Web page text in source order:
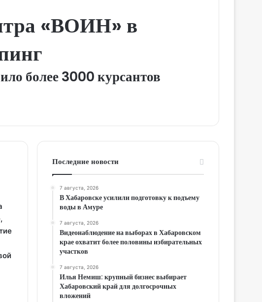
«ВОИН» в
более 3000 курсантов
Последние новости
7 августа, 2026
В Хабаровске усилили подготовку к подъему
воды в Амуре
7 августа, 2026
Видеонаблюдение на выборах в Хабаровском
крае охватит более половины избирательных
участков
7 августа, 2026
Илья Немиш: крупный бизнес выбирает
Хабаровский край для долгосрочных
вложений